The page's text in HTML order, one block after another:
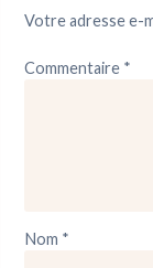
Votre adresse e-
Commentaire *
Nom *